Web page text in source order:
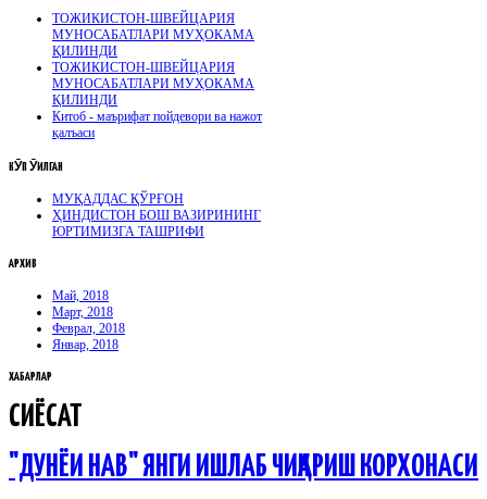
ТОЖИКИСТОН-ШВЕЙЦАРИЯ
МУНОСАБАТЛАРИ МУҲОКАМА
ҚИЛИНДИ
ТОЖИКИСТОН-ШВЕЙЦАРИЯ
МУНОСАБАТЛАРИ МУҲОКАМА
ҚИЛИНДИ
Китоб - маърифат пойдевори ва нажот
қалъаси
КӮП ӮҚИЛГАН
МУҚАДДАС ҚЎРҒОН
ҲИНДИСТОН БОШ ВАЗИРИНИНГ
ЮРТИМИЗГА ТАШРИФИ
АРХИВ
Май, 2018
Март, 2018
Феврал, 2018
Январ, 2018
ХАБАРЛАР
СИЁСАТ
"ДУНЁИ НАВ" ЯНГИ ИШЛАБ ЧИҚАРИШ КОРХОНАСИ